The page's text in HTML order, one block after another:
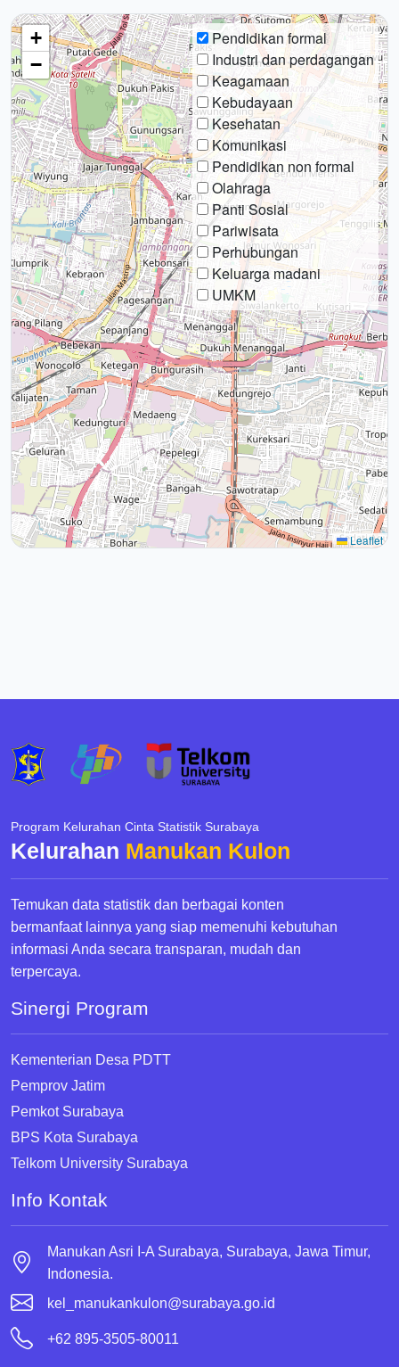
Pendidikan formal
Industri dan perdagangan
Keagamaan
Kebudayaan
Kesehatan
Komunikasi
Pendidikan non formal
Olahraga
Panti Sosial
Pariwisata
Perhubungan
Keluarga madani
UMKM
+
−
Leaflet
Program Kelurahan Cinta Statistik Surabaya
Kelurahan Manukan Kulon
Temukan data statistik dan berbagai konten
bermanfaat lainnya yang siap memenuhi kebutuhan
informasi Anda secara transparan, mudah dan
terpercaya.
Sinergi Program
Kementerian Desa PDTT
Pemprov Jatim
Pemkot Surabaya
BPS Kota Surabaya
Telkom University Surabaya
Info Kontak
Manukan Asri I-A Surabaya, Surabaya, Jawa Timur,
Indonesia.
kel_manukankulon@surabaya.go.id
+62 895-3505-80011